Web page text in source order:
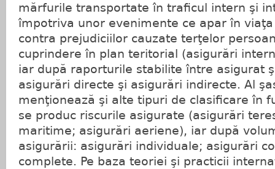
mărfurile transportate în traficul intern şi
împotriva unor evenimente ce apar în
contra prejudiciilor cauzate terţelor
cuprindere în plan teritorial (asigurări
iar după raporturile stabilite între asigurat
asigurări directe şi asigurări indirecte. Al
menţionează şi alte tipuri de clasificare în
se produc riscurile asigurate (asigurări
maritime; asigurări aeriene), iar după
asigurării: asigurări individuale; asigurări
complete. Pe baza teoriei şi practicii